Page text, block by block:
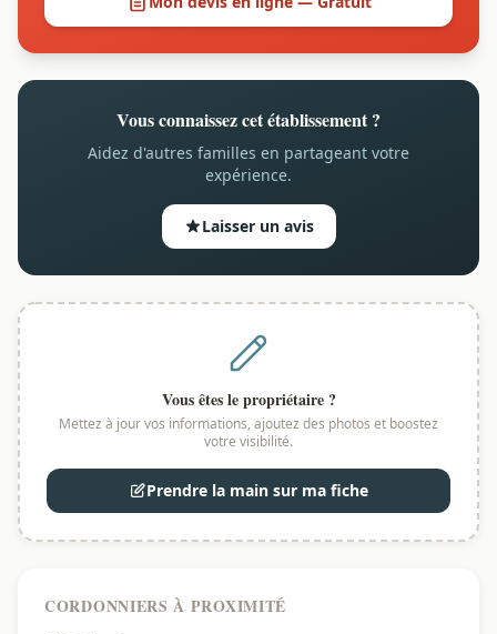
Vous connaissez cet établissement ?
Aidez d'autres familles en partageant votre
expérience.
Laisser un avis
Vous êtes le propriétaire ?
Mettez à jour vos informations, ajoutez des photos et boostez
votre visibilité.
Prendre la main sur ma fiche
CORDONNIERS À PROXIMITÉ